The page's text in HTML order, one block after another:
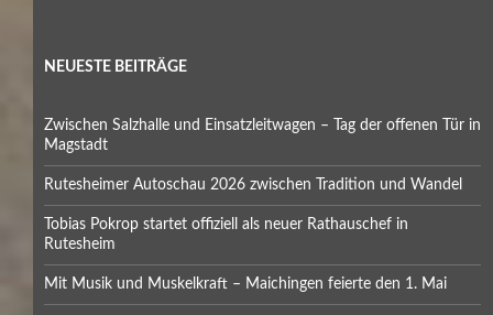
NEUESTE BEITRÄGE
Zwischen Salzhalle und Einsatzleitwagen – Tag der offenen Tür in
Magstadt
Rutesheimer Autoschau 2026 zwischen Tradition und Wandel
Tobias Pokrop startet offiziell als neuer Rathauschef in
Rutesheim
Mit Musik und Muskelkraft – Maichingen feierte den 1. Mai